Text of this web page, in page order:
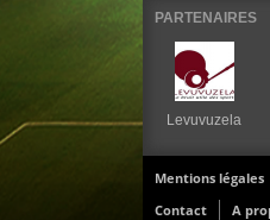
PARTENAIRES
Levuvuzela
Mentions légales
Contact
A